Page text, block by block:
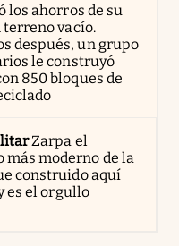
los ahorros de su
terreno vacío.
después, un grupo
le construyó
850 bloques de
Zarpa el
más moderno de la
construido aquí
es el orgullo